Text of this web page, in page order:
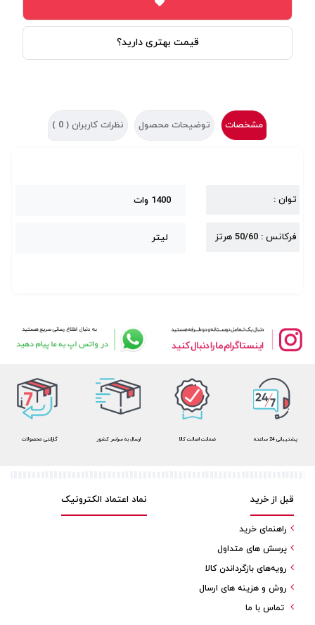
قیمت بهتری دارید؟
مشخصات توضیحات محصول نظرات کاربران ( 0
)
توان : 1400 وات
فرکانس : 50/60 هرتز لیتر
گارانتی محصولات ارسال به سراسر کشور ضمانت اصالت کالا پشتیبانی 24 ساعته
نماد اعتماد الکترونیک قبل از خرید
راهنمای خرید
پرسش های متداول
رویه‌های بازگرداندن کالا
روش و هزینه های ارسال
تماس با ما